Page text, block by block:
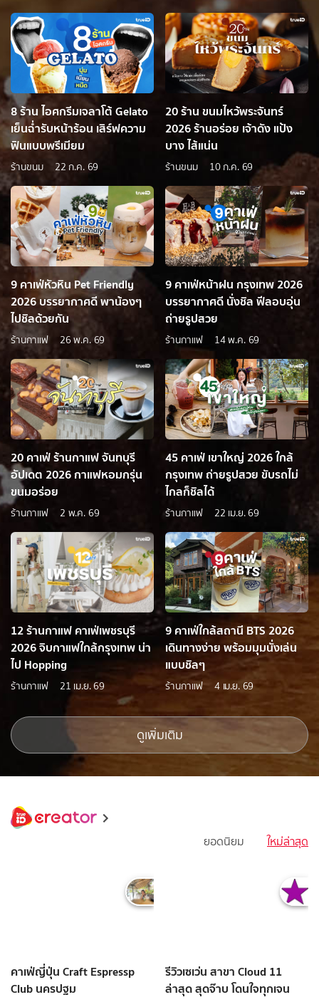
8 ร้าน ไอศกรีมเจลาโต้ Gelato
เย็นฉ่ำรับหน้าร้อน เสิร์ฟความ
ฟินแบบพรีเมียม
ร้านขนม 22 ก.ค. 69
20 ร้าน ขนมไหว้พระจันทร์
2026 ร้านอร่อย เจ้าดัง แป้ง
บาง ไส้แน่น
ร้านขนม 10 ก.ค. 69
9 คาเฟ่หัวหิน Pet Friendly
2026 บรรยากาศดี พาน้องๆ
ไปชิลด้วยกัน
ร้านกาแฟ 26 พ.ค. 69
9 คาเฟ่หน้าฝน กรุงเทพ 2026
บรรยากาศดี นั่งชิล ฟีลอบอุ่น
ถ่ายรูปสวย
ร้านกาแฟ 14 พ.ค. 69
20 คาเฟ่ ร้านกาแฟ จันทบุรี
อัปเดต 2026 กาแฟหอมกรุ่น
ขนมอร่อย
ร้านกาแฟ 2 พ.ค. 69
45 คาเฟ่ เขาใหญ่ 2026 ใกล้
กรุงเทพ ถ่ายรูปสวย ขับรถไม่
ไกลก็ชิลได้
ร้านกาแฟ 22 เม.ย. 69
12 ร้านกาแฟ คาเฟ่เพชรบุรี
2026 จิบกาแฟใกล้กรุงเทพ น่า
ไป Hopping
ร้านกาแฟ 21 เม.ย. 69
9 คาเฟ่ใกล้สถานี BTS 2026
เดินทางง่าย พร้อมมุมนั่งเล่น
แบบชิลๆ
ร้านกาแฟ 4 เม.ย. 69
ดูเพิ่มเติม
ใหม่ล่าสุด
ยอดนิยม
คาเฟ่ญี่ปุ่น Craft Espressp
Club นครปฐม
รีวิวเซเว่น สาขา Cloud 11
ล่าสุด สุดจ๊าบ โดนใจทุกเจน